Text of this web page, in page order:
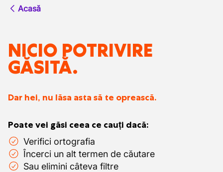
Acasă
NICIO POTRIVIRE
GĂSITĂ.
Dar hei, nu lăsa asta să te oprească.
Poate vei găsi ceea ce cauți dacă:
Verifici ortografia
Încerci un alt termen de căutare
Sau elimini câteva filtre